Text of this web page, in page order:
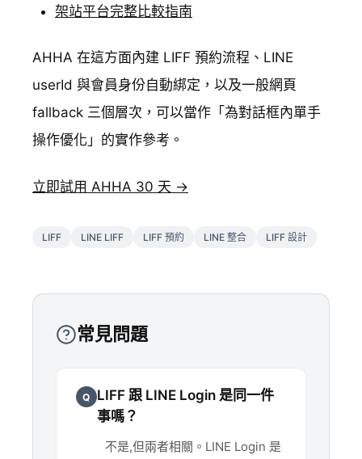
架站平台完整比較指南
AHHA 在這方面內建 LIFF 預約流程、LINE
userId 與會員身份自動綁定，以及一般網頁
fallback 三個層次，可以當作「為對話框內單手
操作優化」的實作參考。
立即試用 AHHA 30 天 →
LIFF LINE LIFF LIFF 預約 LINE 整合 LIFF 設計
常見問題
Q
LIFF 跟 LINE Login 是同一件
事嗎？
不是,但兩者相關。LINE Login 是